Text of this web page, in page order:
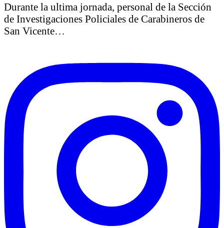
Durante la ultima jornada, personal de la Sección
de Investigaciones Policiales de Carabineros de
San Vicente…